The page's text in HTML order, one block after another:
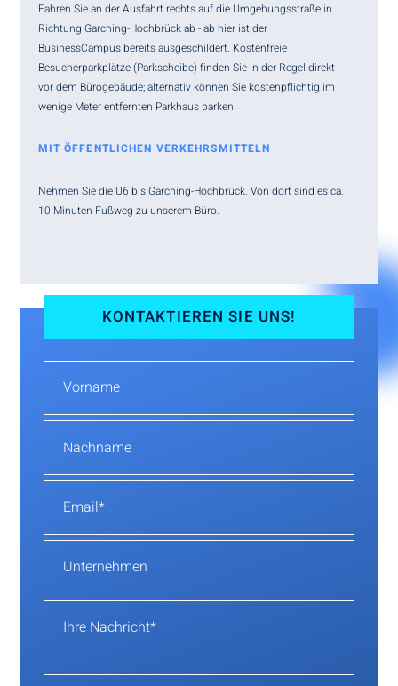
Fahren Sie an der Ausfahrt rechts auf die Umgehungsstraße in
Richtung Garching-Hochbrück ab - ab hier ist der
BusinessCampus bereits ausgeschildert. Kostenfreie
Besucherparkplätze (Parkscheibe) finden Sie in der Regel direkt
vor dem Bürogebäude; alternativ können Sie kostenpflichtig im
wenige Meter entfernten Parkhaus parken.
MIT ÖFFENTLICHEN VERKEHRSMITTELN
Nehmen Sie die U6 bis Garching-Hochbrück. Von dort sind es ca.
10 Minuten Fußweg zu unserem Büro.
KONTAKTIEREN SIE UNS!